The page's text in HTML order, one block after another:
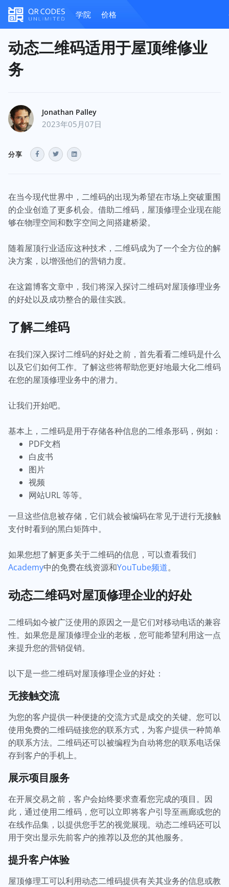
学院 价格
动态二维码适用于屋顶维修业
务
Jonathan Palley
2023年05月07日
分享
在当今现代世界中，二维码的出现为希望在市场上突破重围
的企业创造了更多机会。借助二维码，屋顶修理企业现在能
够在物理空间和数字空间之间搭建桥梁。
随着屋顶行业适应这种技术，二维码成为了一个全方位的解
决方案，以增强他们的营销力度。
在这篇博客文章中，我们将深入探讨二维码对屋顶修理业务
的好处以及成功整合的最佳实践。
了解二维码
在我们深入探讨二维码的好处之前，首先看看二维码是什么
以及它们如何工作。了解这些将帮助您更好地最大化二维码
在您的屋顶修理业务中的潜力。
让我们开始吧。
基本上，二维码是用于存储各种信息的二维条形码，例如：
PDF文档
白皮书
图片
视频
网站URL 等等。
一旦这些信息被存储，它们就会被编码在常见于进行无接触
支付时看到的黑白矩阵中。
如果您想了解更多关于二维码的信息，可以查看我们
Academy中的免费在线资源和YouTube频道。
动态二维码对屋顶修理企业的好处
二维码如今被广泛使用的原因之一是它们对移动电话的兼容
性。如果您是屋顶修理企业的老板，您可能希望利用这一点
来提升您的营销促销。
以下是一些二维码对屋顶修理企业的好处：
无接触交流
为您的客户提供一种便捷的交流方式是成交的关键。您可以
使用免费的二维码链接您的联系方式，为客户提供一种简单
的联系方法。二维码还可以被编程为自动将您的联系电话保
存到客户的手机上。
展示项目服务
在开展交易之前，客户会始终要求查看您完成的项目。因
此，通过使用二维码，您可以立即将客户引导至画廊或您的
在线作品集，以提供您手艺的视觉展现。动态二维码还可以
用于突出显示先前客户的推荐以及您的其他服务。
提升客户体验
屋顶修理工可以利用动态二维码提供有关其业务的信息或教